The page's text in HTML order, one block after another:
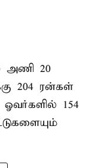
அணி 20
204 ரன்கள்
ஓவர்களில் 154